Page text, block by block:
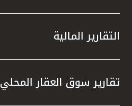
التقارير المالية
تقارير سوق العقار المحلي